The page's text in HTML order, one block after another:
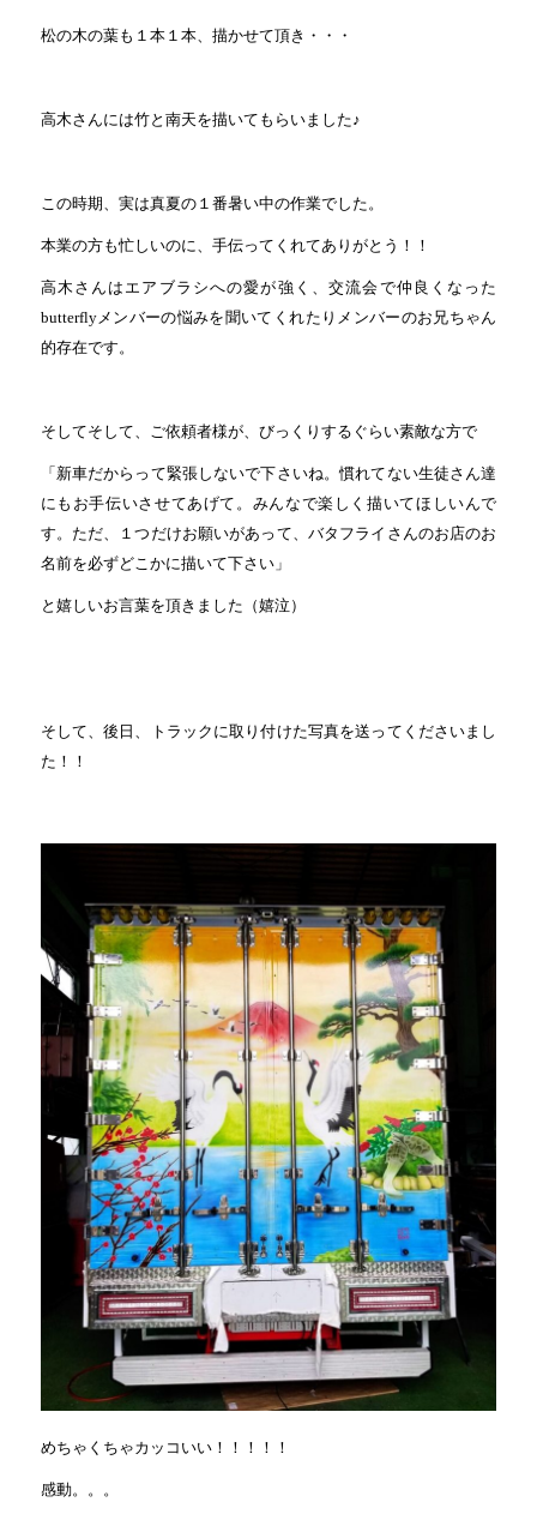
松の木の葉も１本１本、描かせて頂き・・・
高木さんには竹と南天を描いてもらいました♪
この時期、実は真夏の１番暑い中の作業でした。
本業の方も忙しいのに、手伝ってくれてありがとう！！
高木さんはエアブラシへの愛が強く、交流会で仲良くなった
butterflyメンバーの悩みを聞いてくれたりメンバーのお兄ちゃん
的存在です。
そしてそして、ご依頼者様が、びっくりするぐらい素敵な方で
「新車だからって緊張しないで下さいね。慣れてない生徒さん達
にもお手伝いさせてあげて。みんなで楽しく描いてほしいんで
す。ただ、１つだけお願いがあって、バタフライさんのお店のお
名前を必ずどこかに描いて下さい」
と嬉しいお言葉を頂きました（嬉泣）
そして、後日、トラックに取り付けた写真を送ってくださいまし
た！！
めちゃくちゃカッコいい！！！！！
感動。。。